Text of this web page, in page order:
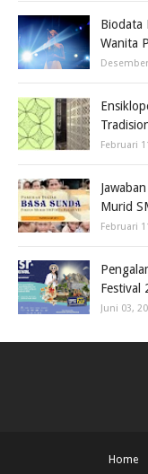
Biodata
Wanita
Februari
Murid
Februari
Festival
Juni 03,
Home